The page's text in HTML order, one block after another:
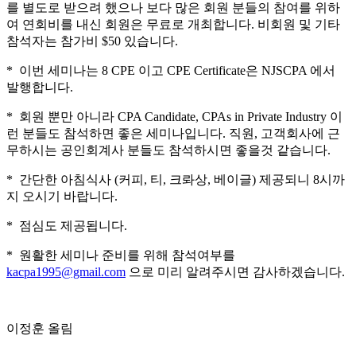
를 별도로 받으려 했으나 보다 많은 회원 분들의 참여를 위하
여 연회비를 내신 회원은 무료로 개최합니다. 비회원 및 기타
참석자는 참가비 $50 있습니다.
* 이번 세미나는 8 CPE 이고 CPE Certificate은 NJSCPA 에서
발행합니다.
* 회원 뿐만 아니라 CPA Candidate, CPAs in Private Industry 이
런 분들도 참석하면 좋은 세미나입니다. 직원, 고객회사에 근
무하시는 공인회계사 분들도 참석하시면 좋을것 같습니다.
* 간단한 아침식사 (커피, 티, 크롸상, 베이글) 제공되니 8시까
지 오시기 바랍니다.
* 점심도 제공됩니다.
* 원활한 세미나 준비를 위해 참석여부를
kacpa1995@gmail.com 으로 미리 알려주시면 감사하겠습니다.
이정훈 올림